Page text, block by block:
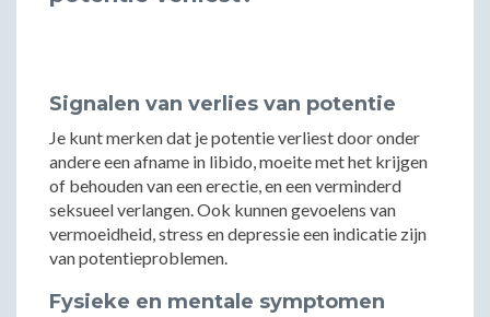
Signalen van verlies van potentie
Je kunt merken dat je potentie verliest door onder
andere een afname in libido, moeite met het krijgen
of behouden van een erectie, en een verminderd
seksueel verlangen. Ook kunnen gevoelens van
vermoeidheid, stress en depressie een indicatie zijn
van potentieproblemen.
Fysieke en mentale symptomen